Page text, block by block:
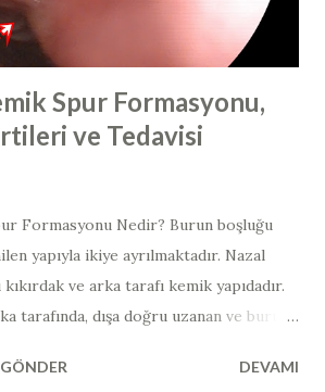
Spur Formasyonu,
ve Tedavisi
Formasyonu Nedir? Burun boşluğu
yapıyla ikiye ayrılmaktadır. Nazal
ve arka tarafı kemik yapıdadır.
tarafında, dışa doğru uzanan ve burun
verilmektedir. Auynı anlamda olan
DEVAMI